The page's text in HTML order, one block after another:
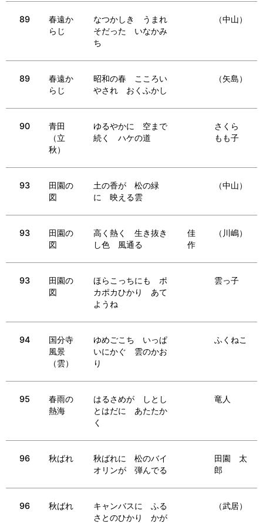
89
春遠か
らじ
なつかしき うまれ
そだった いなかみ
ち
（中山）
89
春遠か
らじ
昭和の春 こころい
やされ おくふかし
（矢島）
90
青田
（立
秋）
ゆるやかに 空まで
続く ハケの道
さくら
もも子
93
田園の
図
土の香が 松の緑
に 映える雲
（中山）
93
田園の
図
高く熱く 生き抜き
し色 風通る
佳
作
（川嶋）
93
田園の
図
ほらこっちにも ポ
カポカひかり あて
ようね
雲っ子
94
国分寺
風景
（雲）
ゆめごこち いっぱ
いにかぐ 雲のかお
り
ふくねこ
95
春雨の
熱海
はるさめが しとし
とはだに あたたか
く
竜人
96 秋ばれ
秋ばれに 松のバイ
オリンが 弾んでる
田園 太
郎
96 秋ばれ
キャンバスに ふる
さとのひかり かが
（武居）